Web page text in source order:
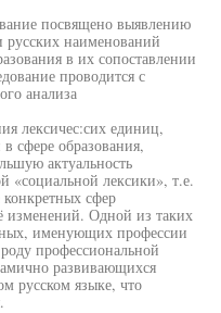
посвящено выявлению
наименований
в их сопоставлении
проводится с
анализа
лексичес:сих единиц,
сфере образования,
актуальность
«социальной лексики», т.е.
конкретных сфер
изменений. Одной из таких
именующих профессии
профессиональной
развивающихся
русском языке, что